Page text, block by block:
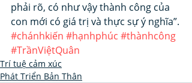
phải rõ, có như vậy thành công của
con mới có giá trị và thực sự ý nghĩa”.
#chánhkiến #hạnhphúc #thànhcông
#TrầnViệtQuân
Trí tuệ cảm xúc
Phát Triển Bản Thân